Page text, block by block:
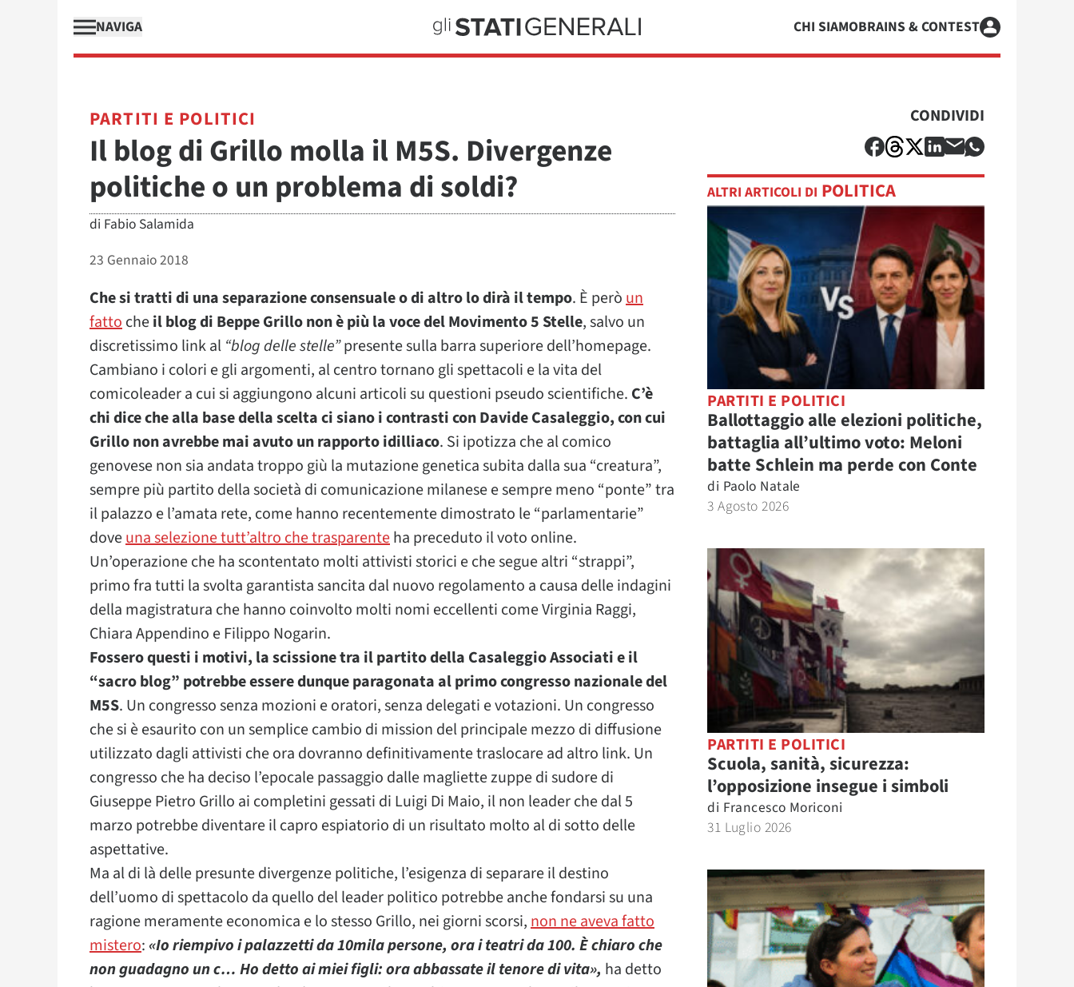
NAVIGA CHI SIAMOBRAINS & CONTEST
PARTITI E POLITICI
Il blog di Grillo molla il M5S. Divergenze
politiche o un problema di soldi?
di Fabio Salamida
23 Gennaio 2018
Che si tratti di una separazione consensuale o di altro lo dirà il tempo. È peròun
fattocheil blog di Beppe Grillo non è più la voce del Movimento 5 Stelle, salvo un
discretissimo link al “blog delle stelle”presente sulla barra superiore dell’homepage.
Cambiano i colori e gli argomenti, al centro tornano gli spettacoli e la vita del
comicoleader a cui si aggiungono alcuni articoli su questioni pseudo scientifiche. C’è
chi dice che alla base della scelta ci siano i contrasti con Davide Casaleggio, con cui
Grillo non avrebbe mai avuto un rapporto idilliaco. Si ipotizza che al comico
genovese non sia andata troppo giù la mutazione genetica subita dalla sua “creatura”,
sempre più partito della società di comunicazione milanese e sempre meno “ponte” tra
il palazzo e l’amata rete, come hanno recentemente dimostrato le “parlamentarie”
doveuna selezione tutt’altro che trasparenteha preceduto il voto online.
Un’operazione che ha scontentato molti attivisti storici e che segue altri “strappi”,
primo fra tutti la svolta garantista sancita dal nuovo regolamento a causa delle indagini
della magistratura che hanno coinvolto molti nomi eccellenti come Virginia Raggi,
Chiara Appendino e Filippo Nogarin.
Fossero questi i motivi, la scissione tra il partito della Casaleggio Associati e il
“sacro blog” potrebbe essere dunque paragonata al primo congresso nazionale del
M5S. Un congresso senza mozioni e oratori, senza delegati e votazioni. Un congresso
che si è esaurito con un semplice cambio di mission del principale mezzo di diffusione
utilizzato dagli attivisti che ora dovranno definitivamente traslocare ad altro link. Un
congresso che ha deciso l’epocale passaggio dalle magliette zuppe di sudore di
Giuseppe Pietro Grillo ai completini gessati di Luigi Di Maio, il non leader che dal 5
marzo potrebbe diventare il capro espiatorio di un risultato molto al di sotto delle
aspettative.
Ma al di là delle presunte divergenze politiche, l’esigenza di separare il destino
dell’uomo di spettacolo da quello del leader politico potrebbe anche fondarsi su una
ragione meramente economica e lo stesso Grillo, nei giorni scorsi,non ne aveva fatto
mistero:«Io riempivo i palazzetti da 10mila persone, ora i teatri da 100. È chiaro che
non guadagno un c… Ho detto ai miei figli: ora abbassate il tenore di vita», ha detto
CONDIVIDI
ALTRI ARTICOLI DI POLITICA
PARTITI E POLITICI
Ballottaggio alle elezioni politiche,
battaglia all’ultimo voto: Meloni
batte Schlein ma perde con Conte
di Paolo Natale
3 Agosto 2026
PARTITI E POLITICI
Scuola, sanità, sicurezza:
l’opposizione insegue i simboli
di Francesco Moriconi
31 Luglio 2026